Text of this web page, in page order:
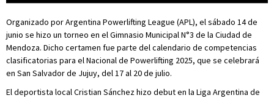
Organizado por Argentina Powerlifting League (APL), el sábado 14 de
junio se hizo un torneo en el Gimnasio Municipal N°3 de la Ciudad de
Mendoza. Dicho certamen fue parte del calendario de competencias
clasificatorias para el Nacional de Powerlifting 2025, que se celebrará
en San Salvador de Jujuy, del 17 al 20 de julio.
El deportista local Cristian Sánchez hizo debut en la Liga Argentina de